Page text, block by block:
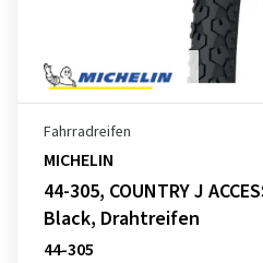
Fahrradreifen
MICHELIN
44-305, COUNTRY J
Black, Drahtreifen
44-305